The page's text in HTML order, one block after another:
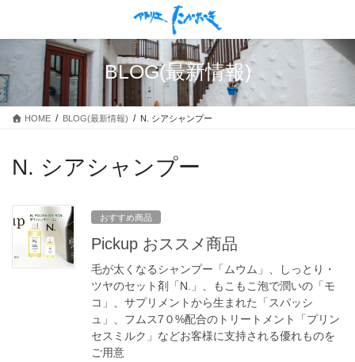
テ
ツ
に
移
ゲ
シ
ョ
ン
BLOG(最新情報)
HOME BLOG(最新情報) N. シアシャンプー
N. シアシャンプー
おすすめ商品
Pickup おススメ商品
毛が太くなるシャンプー「ムウム」、しっとり・
ツヤのセット剤「N.」、もこもこ泡で潤いの「モ
コ」、サプリメントから生まれた「スパッシ
ュ」、フムス7０%配合のトリートメント「プリン
セスミルク」などお客様に支持される優れものを
ご用意